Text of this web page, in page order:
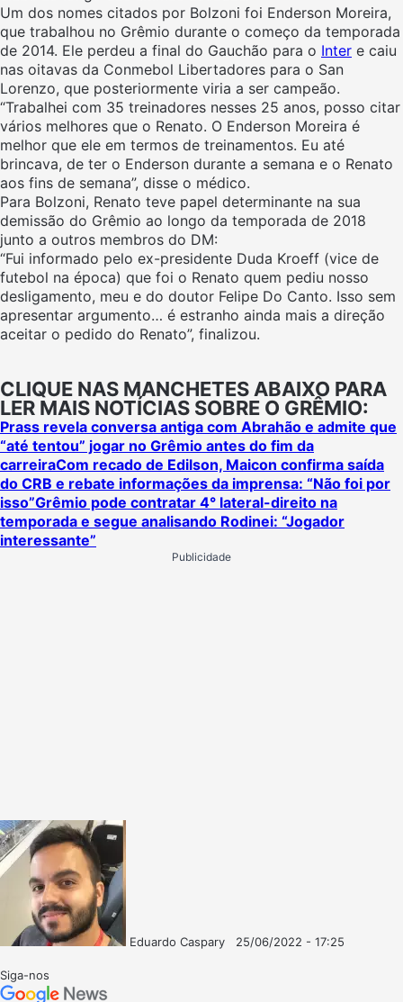
Um dos nomes citados por Bolzoni foi Enderson Moreira,
que trabalhou no Grêmio durante o começo da temporada
de 2014. Ele perdeu a final do Gauchão para o Inter e caiu
nas oitavas da Conmebol Libertadores para o San
Lorenzo, que posteriormente viria a ser campeão.
“Trabalhei com 35 treinadores nesses 25 anos, posso citar
vários melhores que o Renato. O Enderson Moreira é
melhor que ele em termos de treinamentos. Eu até
brincava, de ter o Enderson durante a semana e o Renato
aos fins de semana”, disse o médico.
Para Bolzoni, Renato teve papel determinante na sua
demissão do Grêmio ao longo da temporada de 2018
junto a outros membros do DM:
“Fui informado pelo ex-presidente Duda Kroeff (vice de
futebol na época) que foi o Renato quem pediu nosso
desligamento, meu e do doutor Felipe Do Canto. Isso sem
apresentar argumento… é estranho ainda mais a direção
aceitar o pedido do Renato”, finalizou.
CLIQUE NAS MANCHETES ABAIXO PARA
LER MAIS NOTÍCIAS SOBRE O GRÊMIO:
Prass revela conversa antiga com Abrahão e admite que
“até tentou” jogar no Grêmio antes do fim da
carreiraCom recado de Edilson, Maicon confirma saída
do CRB e rebate informações da imprensa: “Não foi por
isso”Grêmio pode contratar 4° lateral-direito na
temporada e segue analisando Rodinei: “Jogador
interessante”
Publicidade
Eduardo Caspary
25/06/2022 - 17:25
Siga-nos